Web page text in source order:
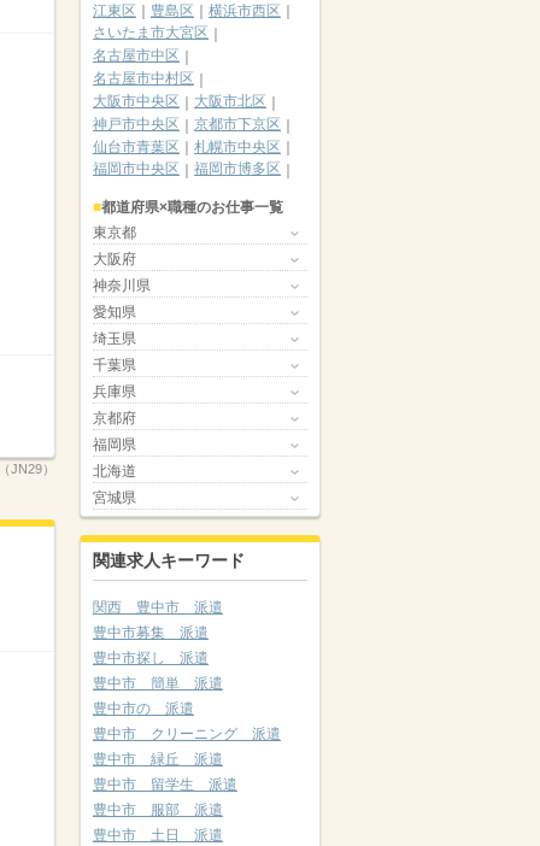
JN29）
江東区
豊島区
横浜市西区
さいたま市大宮区
名古屋市中区
名古屋市中村区
大阪市中央区
大阪市北区
神戸市中央区
京都市下京区
仙台市青葉区
札幌市中央区
福岡市中央区
福岡市博多区
都道府県×職種のお仕事一覧
東京都
大阪府
神奈川県
愛知県
埼玉県
千葉県
兵庫県
京都府
福岡県
北海道
宮城県
関連求人キーワード
関西 豊中市 派遣
豊中市募集 派遣
豊中市探し 派遣
豊中市 簡単 派遣
豊中市の 派遣
豊中市 クリーニング 派遣
豊中市 緑丘 派遣
豊中市 留学生 派遣
豊中市 服部 派遣
豊中市 土日 派遣